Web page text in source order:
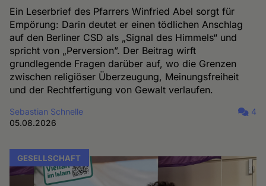
Ein Leserbrief des Pfarrers Winfried Abel sorgt für
Empörung: Darin deutet er einen tödlichen Anschlag
auf den Berliner CSD als „Signal des Himmels“ und
spricht von „Perversion”. Der Beitrag wirft
grundlegende Fragen darüber auf, wo die Grenzen
zwischen religiöser Überzeugung, Meinungsfreiheit
und der Rechtfertigung von Gewalt verlaufen.
Sebastian Schnelle
05.08.2026
4
GESELLSCHAFT